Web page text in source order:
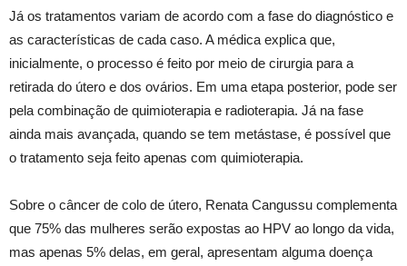
Já os tratamentos variam de acordo com a fase do diagnóstico e
as características de cada caso. A médica explica que,
inicialmente, o processo é feito por meio de cirurgia para a
retirada do útero e dos ovários. Em uma etapa posterior, pode ser
pela combinação de quimioterapia e radioterapia. Já na fase
ainda mais avançada, quando se tem metástase, é possível que
o tratamento seja feito apenas com quimioterapia.
Sobre o câncer de colo de útero, Renata Cangussu complementa
que 75% das mulheres serão expostas ao HPV ao longo da vida,
mas apenas 5% delas, em geral, apresentam alguma doença